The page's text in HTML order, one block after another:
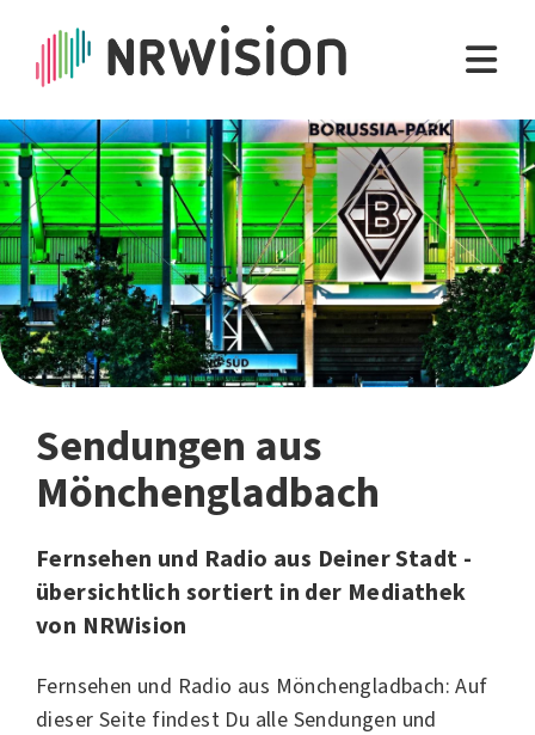
Sendungen aus
Mönchengladbach
Fernsehen und Radio aus Deiner Stadt -
übersichtlich sortiert in der Mediathek
von NRWision
Fernsehen und Radio aus Mönchengladbach: Auf
dieser Seite findest Du alle Sendungen und